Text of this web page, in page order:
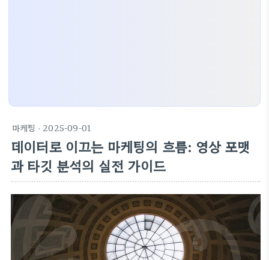
마케팅 · 2025-09-01
데이터로 이끄는 마케팅의 흐름: 영상 포맷
과 타깃 분석의 실전 가이드